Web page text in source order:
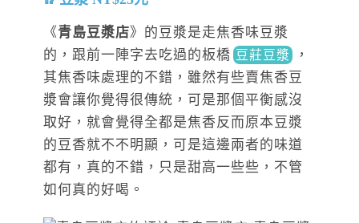
《青島豆漿店》的豆漿是走焦香味豆漿
的，跟前一陣字去吃過的板橋 豆莊豆漿
，
其焦香味處理的不錯，雖然有些賣焦香豆
漿會讓你覺得很傳統，可是那個平衡感沒
取好，就會覺得全都是焦香反而原本豆漿
的豆香就不不明顯，可是這邊兩者的味道
都有，真的不錯，只是甜高一些些，不管
如何真的好喝。